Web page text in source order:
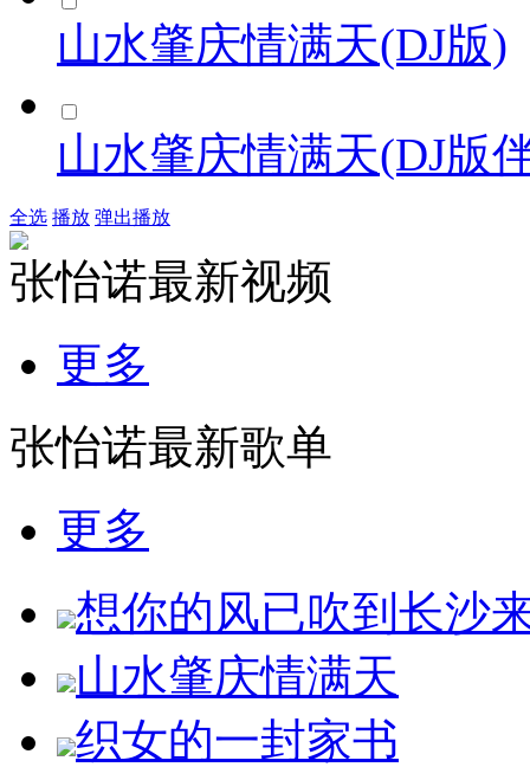
山水肇庆情满天(DJ版)
山水肇庆情满天(DJ版
全选 播放 弹出播放
张怡诺最新视频
更多
张怡诺最新歌单
更多
想你的风已吹到长沙
山水肇庆情满天
织女的一封家书